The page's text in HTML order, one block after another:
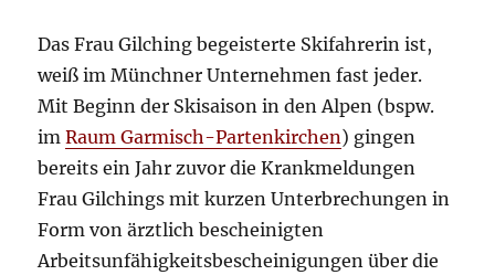
Das Frau Gilching begeisterte Skifahrerin ist,
weiß im Münchner Unternehmen fast jeder.
Mit Beginn der Skisaison in den Alpen (bspw.
imRaum Garmisch-Partenkirchen) gingen
bereits ein Jahr zuvor die Krankmeldungen
Frau Gilchings mit kurzen Unterbrechungen in
Form von ärztlich bescheinigten
Arbeitsunfähigkeitsbescheinigungen über die